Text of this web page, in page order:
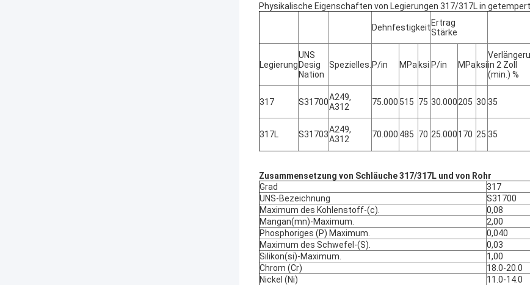
Physikalische Eigenschaften von Legierungen 317/317L in
DehnfestigkeitErtrag
Stärke
Legierung
UNS
Desig
Nation
Spezielles. P/in MPaksi P/in MPaksiin 2 Zoll
(min.) %
317 S31700A249,
A312
75.000 515 75 30.000205 30 35
317L S31703A249,
A312
70.000 485 70 25.000170 25 35
Zusammensetzung von Schläuche 317/317L und von Rohr
Grad
317
UNS-Bezeichnung
S31700
Maximum des Kohlenstoff-(c).
0,08
Mangan(mn)-Maximum.
2,00
Phosphoriges (P) Maximum.
0,040
Maximum des Schwefel-(S).
0,03
Silikon(si)-Maximum.
1,00
Chrom (Cr)
18.0-20.0
Nickel (Ni)
11.0-14.0